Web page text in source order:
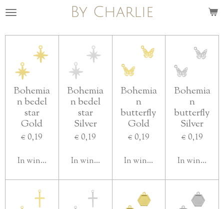
Ga
naar
hoofdinhoud
By Charlie
Bohemia
n bedel
star
Gold
€ 0,19
In winkelwagen
Bohemia
n bedel
star
Silver
€ 0,19
In winkelwagen
Bohemia
n
butterfly
Gold
€ 0,19
In winkelwagen
Bohemia
n
butterfly
Silver
€ 0,19
In